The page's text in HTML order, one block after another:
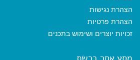
הצהרת נגישות
הצהרת פרטיות
זכויות יוצרים ושימוש בתכנים